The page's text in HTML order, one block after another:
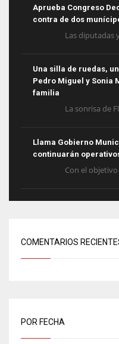
Aprueba Congreso
contra de dos
Las diputadas
Una silla de ruedas,
Pedro Miguel y Sonia
familia
La sonrisa de
Llama Gobierno
continuarán
Con el
COMENTARIOS
POR FECHA